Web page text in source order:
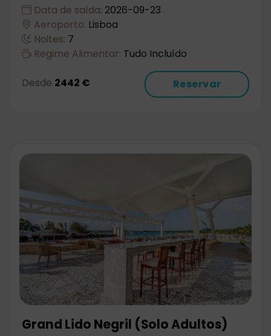
Data de saída: 2026-09-23
Aeroporto: Lisboa
Noites: 7
Regime Alimentar: Tudo Incluído
Desde 2442 € Reservar
Grand Lido Negril (Solo Adultos)